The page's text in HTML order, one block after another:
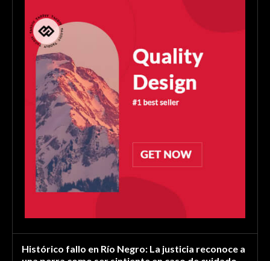
Histórico fallo en Río Negro: La justicia reconoce a